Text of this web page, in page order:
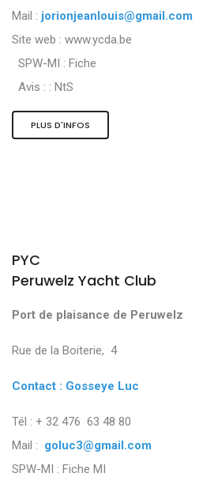
Mail : jorionjeanlouis@gmail.com
Site web : www.ycda.be
SPW-MI : Fiche
Avis : : NtS
PLUS D'INFOS
PYC
Peruwelz Yacht Club
Port de plaisance de Peruwelz
Rue de la Boiterie, 4
Contact : Gosseye Luc
Tél : + 32 476 63 48 80
Mail : goluc3@gmail.com
SPW-MI : Fiche MI